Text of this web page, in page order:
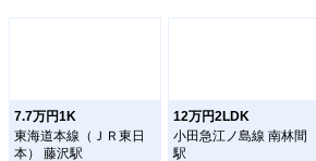
7.7万円1K
東海道本線（ＪＲ東日
本） 藤沢駅
12万円2LDK
小田急江ノ島線 南林間
駅